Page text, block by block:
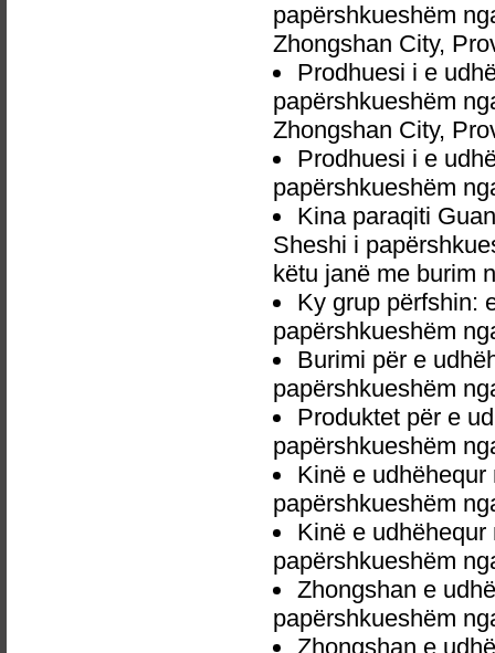
papërshkueshëm
Zhongshan City,
Prodhuesi i e
papërshkueshëm
Zhongshan City,
Prodhuesi i e
papërshkueshëm
Kina paraqiti
Sheshi i
këtu janë me burim
Ky grup përfshin:
papërshkueshëm
Burimi për e
papërshkueshëm
Produktet për e
papërshkueshëm
Kinë e
papërshkueshëm
Kinë e
papërshkueshëm
Zhongshan e
papërshkueshëm
Zhongshan e